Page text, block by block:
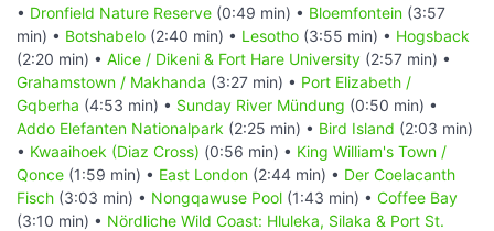
• Dronfield Nature Reserve (0:49 min) • Bloemfontein (3:57
min) • Botshabelo (2:40 min) • Lesotho (3:55 min) • Hogsback
(2:20 min) • Alice / Dikeni & Fort Hare University (2:57 min) •
Grahamstown / Makhanda (3:27 min) • Port Elizabeth /
Gqberha (4:53 min) • Sunday River Mündung (0:50 min) •
Addo Elefanten Nationalpark (2:25 min) • Bird Island (2:03 min)
• Kwaaihoek (Diaz Cross) (0:56 min) • King William's Town /
Qonce (1:59 min) • East London (2:44 min) • Der Coelacanth
Fisch (3:03 min) • Nongqawuse Pool (1:43 min) • Coffee Bay
(3:10 min) • Nördliche Wild Coast: Hluleka, Silaka & Port St.